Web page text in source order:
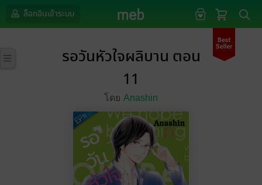
ล็อกอินเข้าระบบ
รอวันหัวใจผลิบาน ตอน
11
โดย Anashin